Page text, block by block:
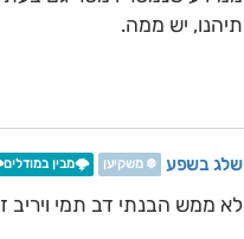
תיהנו, יש ממה.
שלג בשפע ❄️ משקיען 🌩️מבין
לא ממש הבנתי דב תמי ויריב